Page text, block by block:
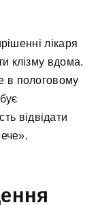
лікаря
клізму вдома.
в пологовому
відвідати